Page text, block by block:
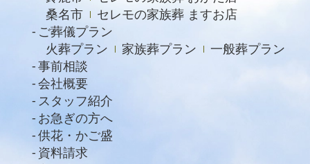
2021年6月
2021年4月
2021年2月
2021年1月
2020年12月
2020年11月
桑名市
セレモの家族葬 ますお店
ご葬儀プラン
火葬プラン
家族葬プラン
一般葬プラン
事前相談
会社概要
スタッフ紹介
お急ぎの方へ
供花・かご盛
資料請求